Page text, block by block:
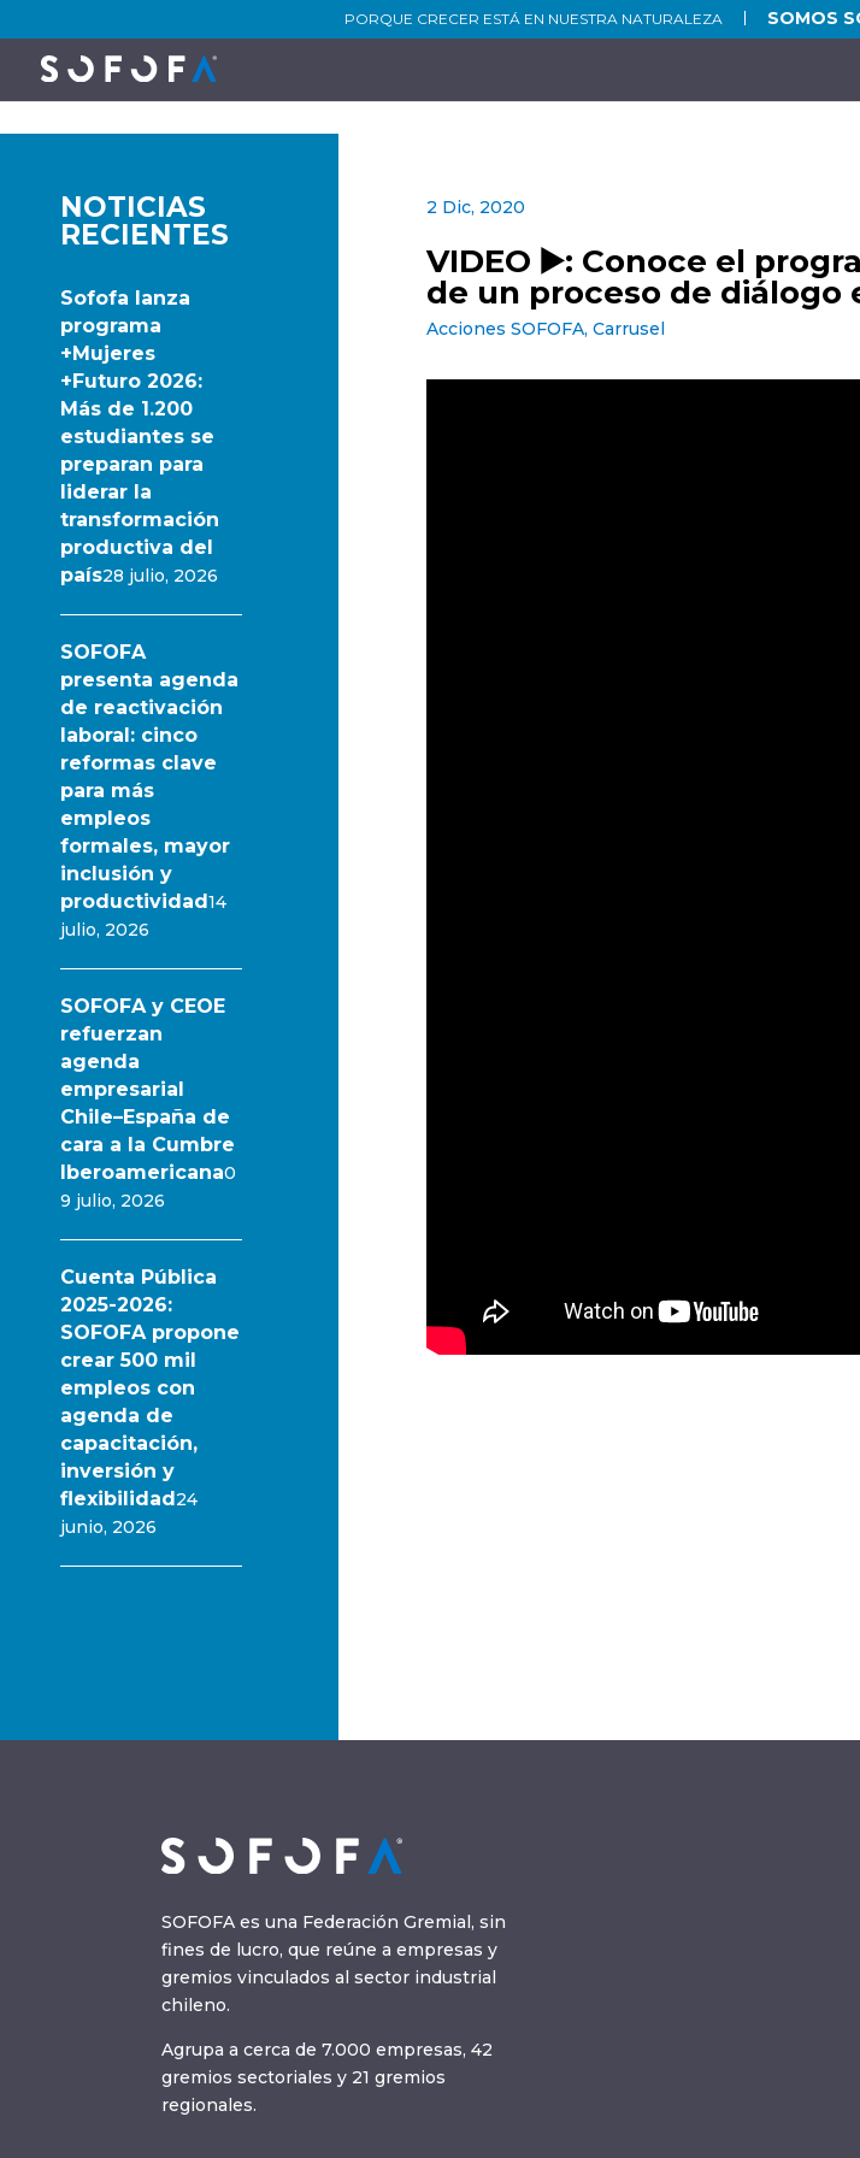
PORQUE CRECER ESTÁ EN NUESTRA NATURALEZA SOMOS
NOTICIAS
RECIENTES
Sofofa lanza
programa
+Mujeres
+Futuro 2026:
Más de 1.200
estudiantes se
preparan para
liderar la
transformación
productiva del
país28 julio, 2026
SOFOFA
presenta agenda
de reactivación
laboral: cinco
reformas clave
para más
empleos
formales, mayor
inclusión y
productividad14
julio, 2026
SOFOFA y CEOE
refuerzan
agenda
empresarial
Chile–España de
cara a la Cumbre
Iberoamericana0
9 julio, 2026
Cuenta Pública
2025-2026:
SOFOFA propone
crear 500 mil
empleos con
agenda de
capacitación,
inversión y
flexibilidad24
junio, 2026
2 Dic, 2020
VIDEO ▶️: Conoce el
de un proceso de diálogo
Acciones SOFOFA,Carrusel
SOFOFA es una Federación Gremial, sin
fines de lucro, que reúne a empresas y
gremios vinculados al sector industrial
chileno.
Agrupa a cerca de 7.000 empresas, 42
gremios sectoriales y 21 gremios
regionales.